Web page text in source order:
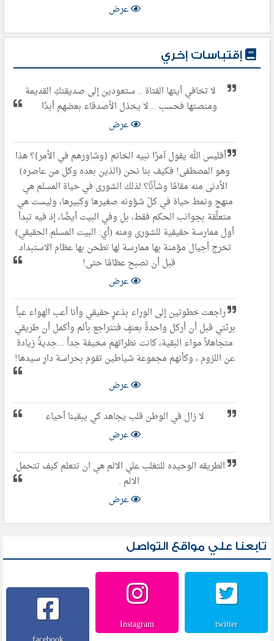
عرض
إقتباسات إخري
لا تخافي أيتها الفتاة .. ستعودين إلى صديقتكِ القديمة
ومنصتها فحسب .. لا يخذل الأصدقاء بعضهم أبدًا
عرض
أفليس الله يقول آمرًا نبيه الخاتم {وشاورهم في الأمر}؟ هذا
وهو المصطفى! فكيف بنا نحن (الذين بعده وكل من عاصره)
الأدنى منه مقامًا وشأنًا؟ لذلك الشورى في حياة المسلم هي
منهج ونمط حياة في كلّ شؤونه صغيرها وكبيرها، وليست هي
متعلِّقة بجوانب الحكم فقط، بل وفي البيت أيضًا، إذ فيه تبدأ
أول ممارسة حقيقية للشورى ومنه (أي: البيت المسلم الحقيقي)
تخرج أجيال مؤمنة بها ممارسة لها تطحن بها عظام الاستبداد
قبل أن تصبح عظامًا حتى!
عرض
راجعت خطوتين إلى الوراء بذعرٍ حقيقي وأنا أعب الهواء عباً
برئتي قبل أن أركل واحدةً بعنفٍ فتتراجع بألم وأكمل أن طريقي
متجاهلاً مواء البقية، كانت نظراتهم مخيفة جداً ...جديةٌ زيادة
عن اللزوم ، وكأنهم مجموعة شياطين تقوم بحراسة دارِ سيدها!
عرض
لا زال في الوطن قلب يجاهد كي يبقينا أحياء
عرض
الطريقه الوحيده للتغلب علي الالم هي ان تتعلم كيف تتحمل
الالم .
عرض
تابعنا علي مواقع التواصل
twitter
Instagram
facebook